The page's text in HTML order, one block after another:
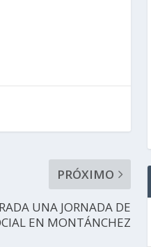
PRÓXIMO
UNA JORNADA DE
EN MONTÁNCHEZ